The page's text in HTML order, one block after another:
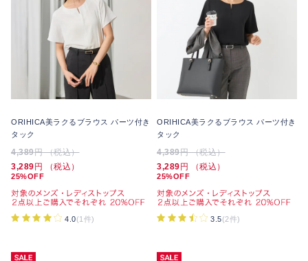
ORIHICA美ラクるブラウス パーツ付き
タック
4,389円 （税込）
3,289 円 （税込）
25%OFF
4.0(1件)
ORIHICA美ラクるブラウス パーツ付き
タック
4,389円 （税込）
3,289 円 （税込）
25%OFF
3.5(2件)